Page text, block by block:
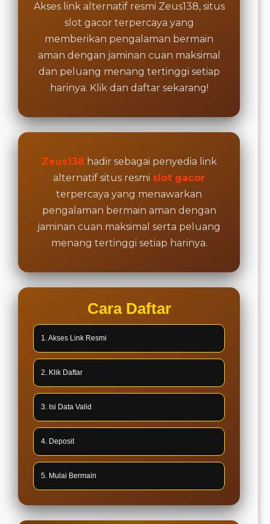
ViewAkses link alternatif resmi Zeus138, situs
slot gacor terpercaya yang
memberikan pengalaman bermain
aman dengan jaminan cuan maksimal
dan peluang menang tertinggi setiap
harinya. Klik dan daftar sekarang!
Zeus138hadir sebagai penyedia link
alternatif situs resmi slot gacor
terpercaya yang menawarkan
pengalaman bermain aman dengan
jaminan cuan maksimal serta peluang
menang tertinggi setiap harinya.
Cara Daftar
1. Akses Link Resmi
2. Klik Daftar
3. Isi Data Valid
4. Deposit
5. Mulai Bermain